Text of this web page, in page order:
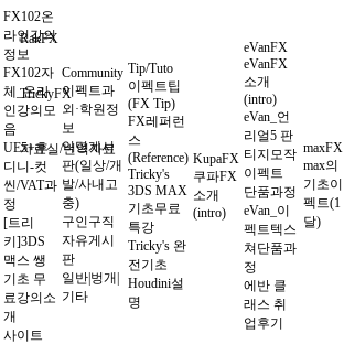
RakFX
TrickyFX
자료실/번역자료
FX102온
라인강의
정보
FX102자
체_온라
인강의모
음
UE5+후
디니-컷
씬/VAT과
정
[트리
키]3DS
맥스 쌩
기초 무
료강의소
개
사이트
Community
이펙트과
외·학원정
보
익명게시
판(일상/개
발/사내고
충)
구인구직
자유게시
판
일반|벙개|
기타
Tip/Tuto
이펙트팁
(FX Tip)
FX레퍼런
스
(Reference)
Tricky's
3DS MAX
기초무료
특강
Tricky's 완
전기초
Houdini설
명
KupaFX
쿠파FX
소개
(intro)
eVanFX
eVanFX
소개
(intro)
eVan_언
리얼5 판
티지모작
이펙트
단품과정
eVan_이
펙트텍스
쳐단품과
정
에반 클
래스 취
업후기
maxFX
max의
기초이
펙트(1
달)